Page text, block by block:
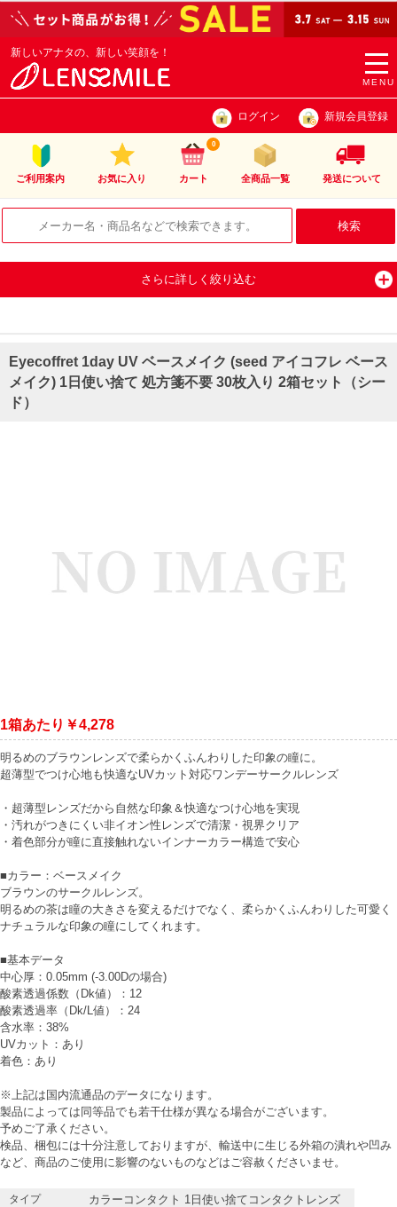
MENU
新しいアナタの、新しい笑顔を！
ログイン 新規会員登録
ご利用案内 お気に入り カート
0
全商品一覧 発送について
さらに詳しく絞り込む
Eyecoffret 1day UV ベースメイク (seed アイコフレ ベース
メイク) 1日使い捨て 処方箋不要 30枚入り 2箱セット（シー
ド）
1箱あたり￥4,278
明るめのブラウンレンズで柔らかくふんわりした印象の瞳に。
超薄型でつけ心地も快適なUVカット対応ワンデーサークルレンズ
・超薄型レンズだから自然な印象＆快適なつけ心地を実現
・汚れがつきにくい非イオン性レンズで清潔・視界クリア
・着色部分が瞳に直接触れないインナーカラー構造で安心
■カラー：ベースメイク
ブラウンのサークルレンズ。
明るめの茶は瞳の大きさを変えるだけでなく、柔らかくふんわりした可愛く
ナチュラルな印象の瞳にしてくれます。
■基本データ
中心厚：0.05mm (-3.00Dの場合)
酸素透過係数（Dk値）：12
酸素透過率（Dk/L値）：24
含水率：38%
UVカット：あり
着色：あり
※上記は国内流通品のデータになります。
製品によっては同等品でも若干仕様が異なる場合がございます。
予めご了承ください。
検品、梱包には十分注意しておりますが、輸送中に生じる外箱の潰れや凹み
など、商品のご使用に影響のないものなどはご容赦くださいませ。
タイプ カラーコンタクト 1日使い捨てコンタクトレンズ